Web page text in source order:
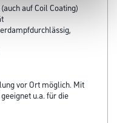
auf Coil Coating)
vor Ort möglich. Mit
u.a. für die